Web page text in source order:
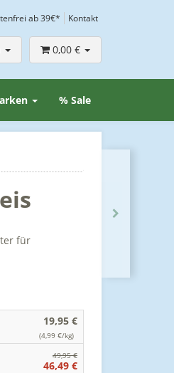
ab 39€* Kontakt
0,00 €
% Sale
für
19,95 €
(4,99 €/kg)
49,95 €
46,49 €